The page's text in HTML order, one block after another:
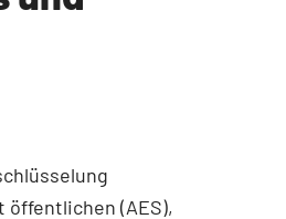
öffentlichen (AES),